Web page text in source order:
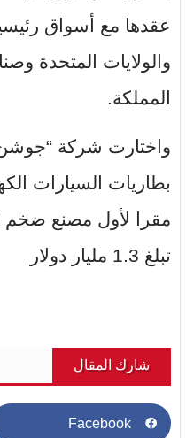
عقدها مع أسواق
والولايات المتحدة
المملكة.
واختارت شركة “جوشن
بطاريات السيارات
مقرا لأول مصنع ضخم
تبلغ 1.3 مليار دولار
شارك المقال
Facebook